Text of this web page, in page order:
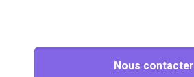
Nous contacter